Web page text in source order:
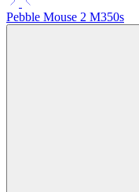
Pebble Mouse 2 M350s